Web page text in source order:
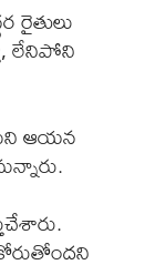
రైతులు
లేనిపోని
ఆయన